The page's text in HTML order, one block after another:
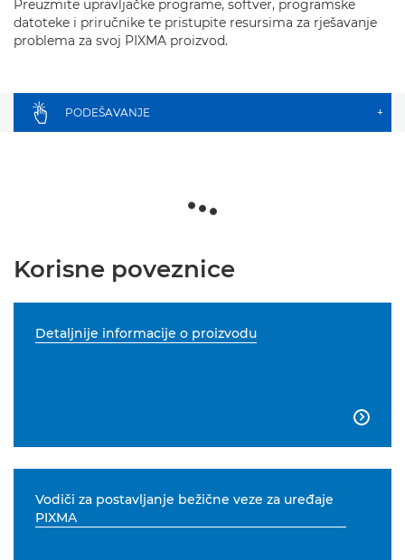
Preuzmite upravljačke programe, softver, programske
datoteke i priručnike te pristupite resursima za rješavanje
problema za svoj PIXMA proizvod.
PODEŠAVANJE +
Korisne poveznice
Detaljnije informacije o proizvodu

Vodiči za postavljanje bežične veze za uređaje
PIXMA